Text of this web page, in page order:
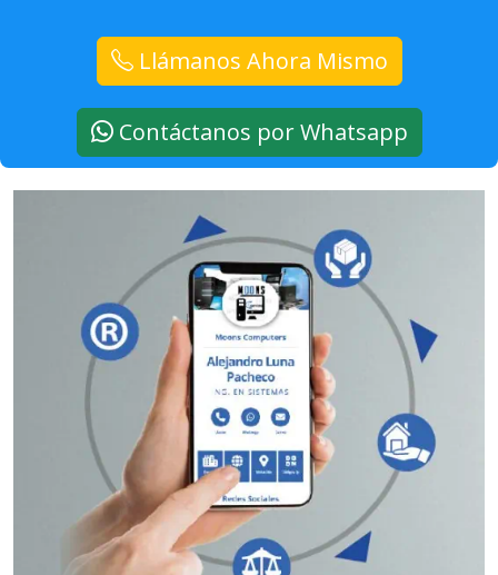
Llámanos Ahora Mismo
Contáctanos por Whatsapp